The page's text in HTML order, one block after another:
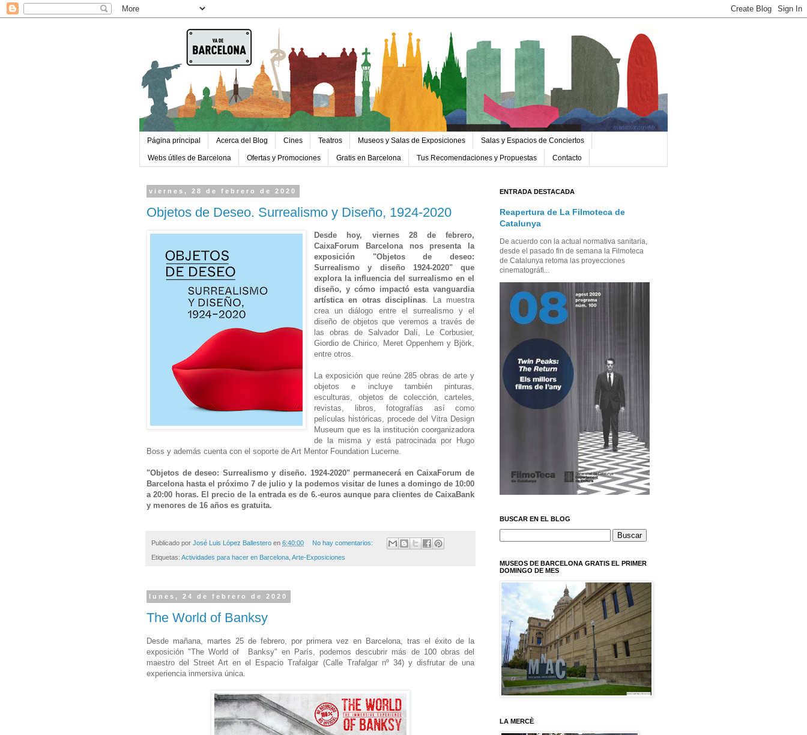
Página principal Acerca del Blog Cines Teatros Museos y Salas de Exposiciones Salas y Espacios de Conciertos
Webs útiles de Barcelona Ofertas y Promociones Gratis en Barcelona Tus Recomendaciones y Propuestas Contacto
viernes, 28 de febrero de 2020
Objetos de Deseo. Surrealismo y Diseño, 1924-2020
Desde hoy, viernes 28 de febrero,
CaixaForum Barcelona nos presenta la
exposición "Objetos de deseo:
Surrealismo y diseño 1924-2020" que
explora la influencia del surrealismo en el
diseño, y cómo impactó esta vanguardia
artística en otras disciplinas. La muestra
crea un diálogo entre el surrealismo y el
diseño de objetos que veremos a través de
las obras de Salvador Dalí, Le Corbusier,
Giordio de Chirico, Meret Oppenhem y Björk,
entre otros.
La exposición que reúne 285 obras de arte y
objetos e incluye también pinturas,
esculturas, objetos de colección, carteles,
revistas, libros, fotografías así como
películas históricas, procede del Vitra Design
Museum que es la institución coorganizadora
de la misma y está patrocinada por Hugo
Boss y además cuenta con el soporte de Art Mentor Foundation Lucerne.
"Objetos de deseo: Surrealismo y diseño. 1924-2020" permanecerá en CaixaForum de
Barcelona hasta el próximo 7 de julio y la podemos visitar de lunes a domingo de 10:00
a 20:00 horas. El precio de la entrada es de 6.-euros aunque para clientes de CaixaBank
y menores de 16 años es gratuita.
Publicado por José Luis López Ballestero en 6:40:00 No hay comentarios:
Etiquetas: Actividades para hacer en Barcelona Arte-Exposiciones
lunes, 24 de febrero de 2020
The World of Banksy
Desde mañana, martes 25 de febrero, por primera vez en Barcelona, tras el éxito de la
exposición "The World of Banksy" en París, podemos descubrir más de 100 obras del
maestro del Street Art en el Espacio Trafalgar (Calle Trafalgar nº 34) y disfrutar de una
experiencia inmersiva única.
ENTRADA DESTACADA
Reapertura de La Filmoteca de
Catalunya
De acuerdo con la actual normativa sanitaria,
desde el pasado fin de semana la Filmoteca
de Catalunya retoma las proyecciones
cinematográfi...
BUSCAR EN EL BLOG
MUSEOS DE BARCELONA GRATIS EL PRIMER
DOMINGO DE MES
LA MERCÈ